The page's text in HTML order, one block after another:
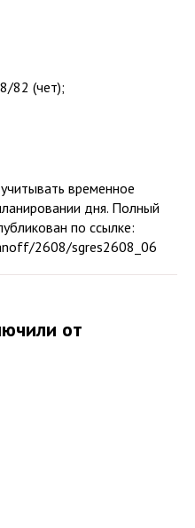
82 (чет);
временное
дня. Полный
по ссылке:
2608/sgres2608_06
от